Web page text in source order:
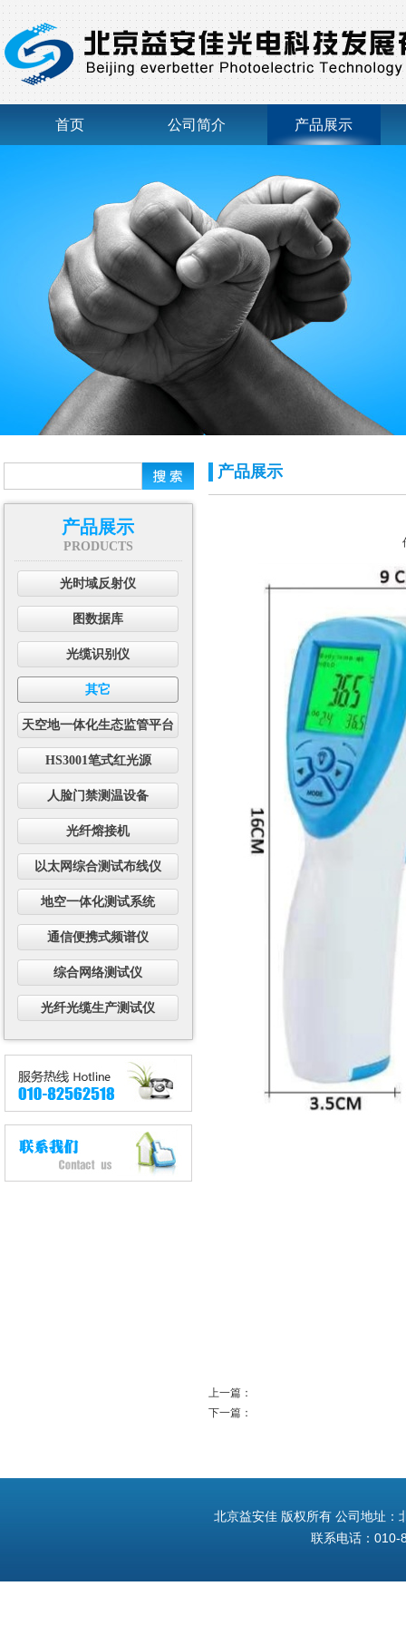
首页 公司简介 产品展示
产品展示
PRODUCTS
光时域反射仪
图数据库
光缆识别仪
其它
天空地一体化生态监管平台
HS3001笔式红光源
人脸门禁测温设备
光纤熔接机
以太网综合测试布线仪
地空一体化测试系统
通信便携式频谱仪
综合网络测试仪
光纤光缆生产测试仪
产品展示
上一篇：
下一篇：
北京益安佳 版权所有 公司地址
联系电话：010-